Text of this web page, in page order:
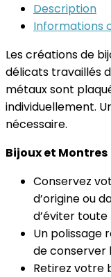
Description
Informations
Les créations de
délicats travaillés
métaux sont
individuellement.
nécessaire.
Bijoux et Montres
Conservez
d’origine ou
d’éviter toute
Un polissage
de conserver
Retirez votre